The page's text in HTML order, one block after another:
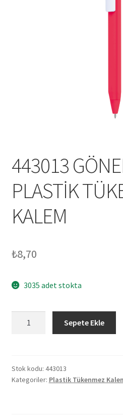
443013
PLASTİK
KALEM
₺8,70
3035 adet stokta
TÜKENMEZ
KALEM
Sepete Ekle
Stok kodu: 443013
Kategoriler: Plastik Tükenmez